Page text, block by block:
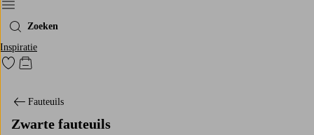
Menu
Zoeken
Inspiratie
Ga naar favoriet gemarkeerde producten
Go to checkout
Fauteuils
Zwarte fauteuils